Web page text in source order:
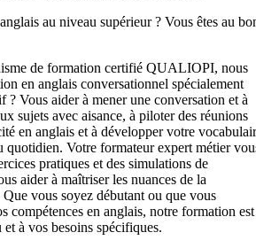
au niveau supérieur ? Vous êtes au
de formation certifié QUALIOPI, nous
en anglais conversationnel spécialement
Vous aider à mener une conversation et à
sujets avec aisance, à piloter des réunions
en anglais et à développer votre
quotidien. Votre formateur expert métier
pratiques et des simulations de
aider à maîtriser les nuances de la
vous soyez débutant ou que vous
compétences en anglais, notre formation est
à vos besoins spécifiques.